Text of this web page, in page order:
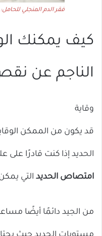
فقر الدم المنجلي للحامل: 9 تأثيرات: المزيد
كيف يمكنك
الناجم عن
وقاية
قد يكون من الممكن
الحديد إذا كنت قادرًا على
امتصاص الحديد التي
من الجيد دائمًا أيضًا